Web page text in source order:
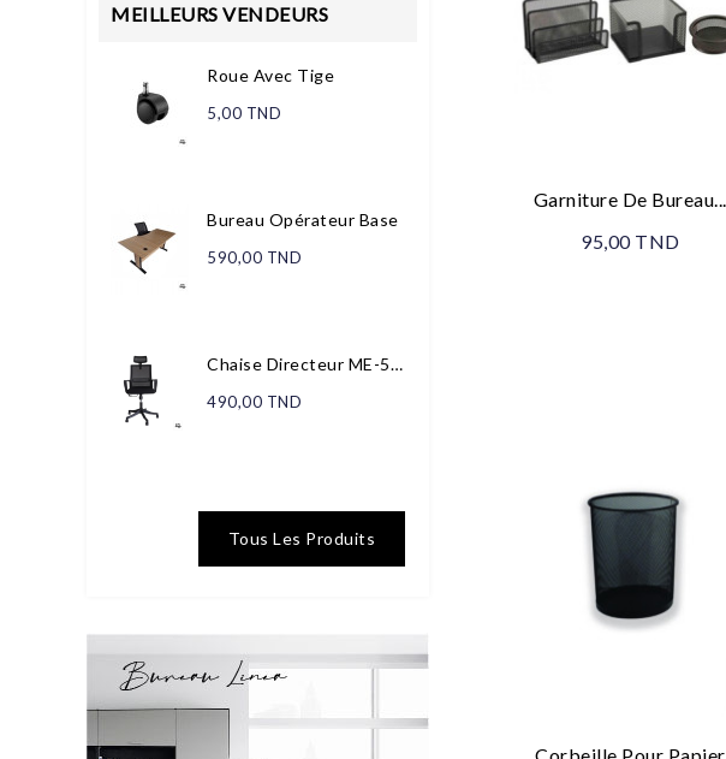
MEILLEURS VENDEURS
Roue Avec Tige
5,00 TND
Bureau Opérateur Base
590,00 TND
Chaise Directeur ME-506...
490,00 TND
Tous Les Produits
Garniture De Bureau...
95,00 TND